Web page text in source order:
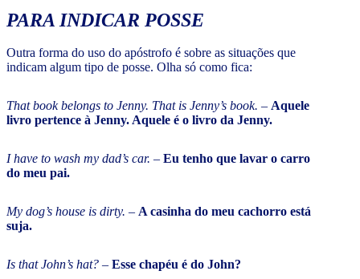
PARA INDICAR POSSE
Outra forma do uso do apóstrofo é sobre as situações que
indicam algum tipo de posse. Olha só como fica:
That book belongs to Jenny. That is Jenny’s book. – Aquele
livro pertence à Jenny. Aquele é o livro da Jenny.
I have to wash my dad’s car. – Eu tenho que lavar o carro
do meu pai.
My dog’s house is dirty. – A casinha do meu cachorro está
suja.
Is that John’s hat? – Esse chapéu é do John?